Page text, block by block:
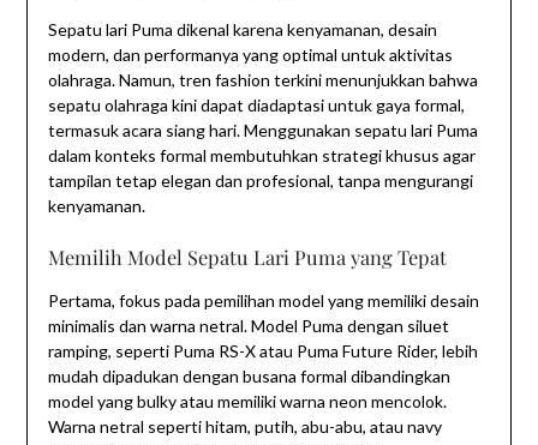
Sepatu lari Puma dikenal karena kenyamanan, desain
modern, dan performanya yang optimal untuk aktivitas
olahraga. Namun, tren fashion terkini menunjukkan bahwa
sepatu olahraga kini dapat diadaptasi untuk gaya formal,
termasuk acara siang hari. Menggunakan sepatu lari Puma
dalam konteks formal membutuhkan strategi khusus agar
tampilan tetap elegan dan profesional, tanpa mengurangi
kenyamanan.
Memilih Model Sepatu Lari Puma yang Tepat
Pertama, fokus pada pemilihan model yang memiliki desain
minimalis dan warna netral. Model Puma dengan siluet
ramping, seperti Puma RS-X atau Puma Future Rider, lebih
mudah dipadukan dengan busana formal dibandingkan
model yang bulky atau memiliki warna neon mencolok.
Warna netral seperti hitam, putih, abu-abu, atau navy